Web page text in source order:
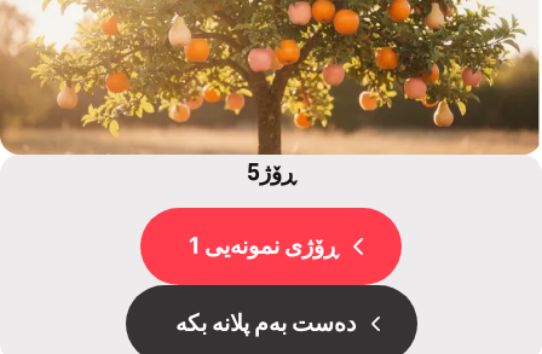
5ڕۆژ
ڕۆژی نمونەیی 1
دەست بەم پلانە بکە